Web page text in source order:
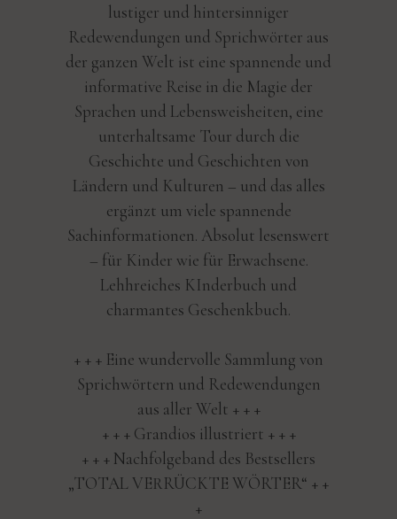
lustiger und hintersinniger
Redewendungen und Sprichwörter aus
der ganzen Welt ist eine spannende und
informative Reise in die Magie der
Sprachen und Lebensweisheiten, eine
unterhaltsame Tour durch die
Geschichte und Geschichten von
Ländern und Kulturen – und das alles
ergänzt um viele spannende
Sachinformationen. Absolut lesenswert
– für Kinder wie für Erwachsene.
Lehhreiches KInderbuch und
charmantes Geschenkbuch.
+ + + Eine wundervolle Sammlung von
Sprichwörtern und Redewendungen
aus aller Welt + + +
+ + + Grandios illustriert + + +
+ + + Nachfolgeband des Bestsellers
„TOTAL VERRÜCKTE WÖRTER“ + +
+